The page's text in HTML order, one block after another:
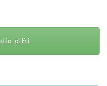
نظام